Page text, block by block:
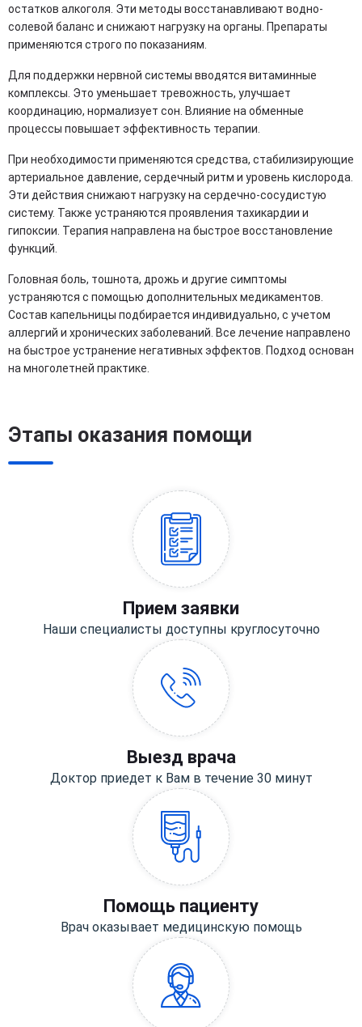
остатков алкоголя. Эти методы восстанавливают водно-
солевой баланс и снижают нагрузку на органы. Препараты
применяются строго по показаниям.
Для поддержки нервной системы вводятся витаминные
комплексы. Это уменьшает тревожность, улучшает
координацию, нормализует сон. Влияние на обменные
процессы повышает эффективность терапии.
При необходимости применяются средства, стабилизирующие
артериальное давление, сердечный ритм и уровень кислорода.
Эти действия снижают нагрузку на сердечно-сосудистую
систему. Также устраняются проявления тахикардии и
гипоксии. Терапия направлена на быстрое восстановление
функций.
Головная боль, тошнота, дрожь и другие симптомы
устраняются с помощью дополнительных медикаментов.
Состав капельницы подбирается индивидуально, с учетом
аллергий и хронических заболеваний. Все лечение направлено
на быстрое устранение негативных эффектов. Подход основан
на многолетней практике.
Этапы оказания помощи
Прием заявки
Наши специалисты доступны круглосуточно
Выезд врача
Доктор приедет к Вам в течение 30 минут
Помощь пациенту
Врач оказывает медицинскую помощь